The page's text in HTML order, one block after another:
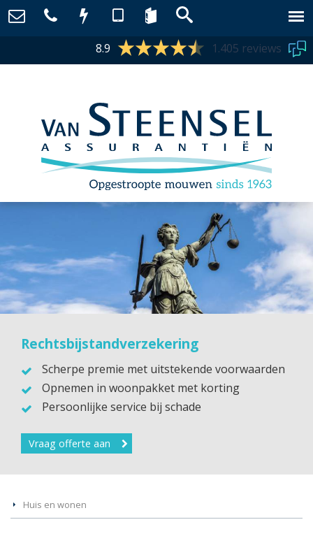
8.9 1.405 reviews
Rechtsbijstandverzekering
Scherpe premie met uitstekende voorwaarden
Opnemen in woonpakket met korting
Persoonlijke service bij schade
Vraag offerte aan
Huis en wonen